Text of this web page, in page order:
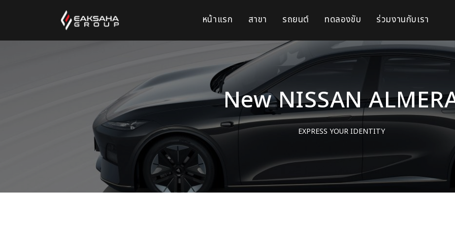
หน้าแรก สาขา รถยนต์ ทดลองขับ ร่วมงานกับเรา
New NISSAN
EXPRESS YOUR IDENTITY